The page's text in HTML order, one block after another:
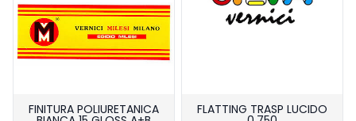
FINITURA POLIURETANICA FLATTING TRASP LUCIDO